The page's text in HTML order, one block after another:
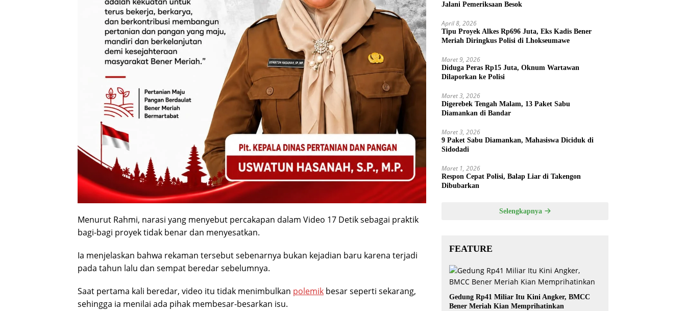
Menurut Rahmi, narasi yang menyebut percakapan dalam Video 17 Detik sebagai praktik
bagi-bagi proyek tidak benar dan menyesatkan.
Ia menjelaskan bahwa rekaman tersebut sebenarnya bukan kejadian baru karena terjadi
pada tahun lalu dan sempat beredar sebelumnya.
Saat pertama kali beredar, video itu tidak menimbulkan polemik besar seperti sekarang,
sehingga ia menilai ada pihak membesar-besarkan isu.
Jalani Pemeriksaan Besok
April 8, 2026
Tipu Proyek Alkes Rp696 Juta, Eks Kadis Bener
Meriah Diringkus Polisi di Lhokseumawe
Maret 9, 2026
Diduga Peras Rp15 Juta, Oknum Wartawan
Dilaporkan ke Polisi
Maret 3, 2026
Digerebek Tengah Malam, 13 Paket Sabu
Diamankan di Bandar
Maret 3, 2026
9 Paket Sabu Diamankan, Mahasiswa Diciduk di
Sidodadi
Maret 1, 2026
Respon Cepat Polisi, Balap Liar di Takengon
Dibubarkan
Selengkapnya
FEATURE
Gedung Rp41 Miliar Itu Kini Angker, BMCC
Bener Meriah Kian Memprihatinkan